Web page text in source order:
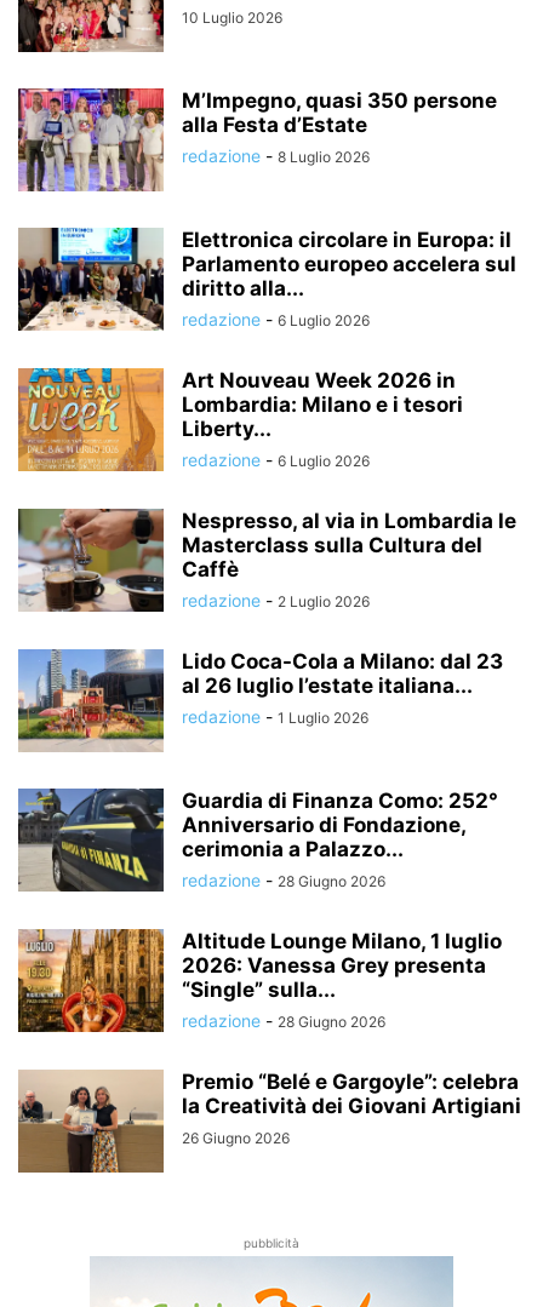
10 Luglio 2026
M’Impegno, quasi 350 persone
alla Festa d’Estate
redazione - 8 Luglio 2026
Elettronica circolare in Europa: il
Parlamento europeo accelera sul
diritto alla...
redazione - 6 Luglio 2026
Art Nouveau Week 2026 in
Lombardia: Milano e i tesori
Liberty...
redazione - 6 Luglio 2026
Nespresso, al via in Lombardia le
Masterclass sulla Cultura del
Caffè
redazione - 2 Luglio 2026
Lido Coca-Cola a Milano: dal 23
al 26 luglio l’estate italiana...
redazione - 1 Luglio 2026
Guardia di Finanza Como: 252°
Anniversario di Fondazione,
cerimonia a Palazzo...
redazione - 28 Giugno 2026
Altitude Lounge Milano, 1 luglio
2026: Vanessa Grey presenta
“Single” sulla...
redazione - 28 Giugno 2026
Premio “Belé e Gargoyle”: celebra
la Creatività dei Giovani Artigiani
26 Giugno 2026
pubblicità